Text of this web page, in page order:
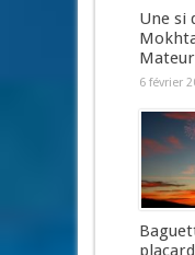
Une si
6 février